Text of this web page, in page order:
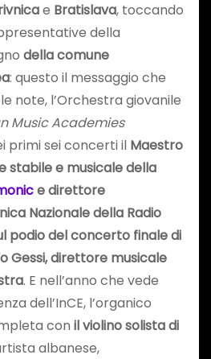
e Bratislava, toccando
della
della comune
: questo il messaggio che
note, l’Orchestra giovanile
Music Academies
primi sei concerti il Maestro
stabile e musicale della
e direttore
Nazionale della Radio
podio del concerto finale di
Gessi, direttore musicale
. E nell’anno che vede
dell’InCE, l’organico
con il violino solista di
albanese,